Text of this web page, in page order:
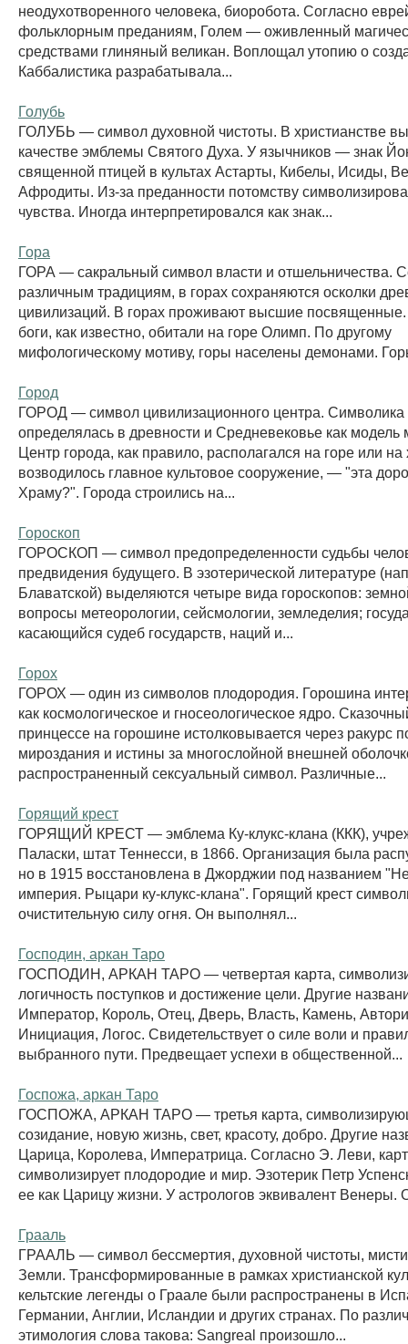
неодухотворенного человека, биоробота. Согласно
фольклорным преданиям, Голем — оживленный
средствами глиняный великан. Воплощал утопию о
Каббалистика разрабатывала...
Голубь
ГОЛУБЬ — символ духовной чистоты. В христианстве
качестве эмблемы Святого Духа. У язычников — знак
священной птицей в культах Астарты, Кибелы, Исиды,
Афродиты. Из-за преданности потомству
чувства. Иногда интерпретировался как знак...
Гора
ГОРА — сакральный символ власти и отшельничества.
различным традициям, в горах сохраняются осколки
цивилизаций. В горах проживают высшие посвященные.
боги, как известно, обитали на горе Олимп. По другому
мифологическому мотиву, горы населены демонами.
Город
ГОРОД — символ цивилизационного центра. Символика
определялась в древности и Средневековье как модель
Центр города, как правило, располагался на горе или на
возводилось главное культовое сооружение, — "эта
Храму?". Города строились на...
Гороскоп
ГОРОСКОП — символ предопределенности судьбы
предвидения будущего. В эзотерической литературе
Блаватской) выделяются четыре вида гороскопов:
вопросы метеорологии, сейсмологии, земледелия;
касающийся судеб государств, наций и...
Горох
ГОРОХ — один из символов плодородия. Горошина
как космологическое и гносеологическое ядро.
принцессе на горошине истолковывается через ракурс
мироздания и истины за многослойной внешней
распространенный сексуальный символ. Различные...
Горящий крест
ГОРЯЩИЙ КРЕСТ — эмблема Ку-клукс-клана (ККК),
Паласки, штат Теннесси, в 1866. Организация была
но в 1915 восстановлена в Джорджии под названием
империя. Рыцари ку-клукс-клана". Горящий крест
очистительную силу огня. Он выполнял...
Господин, аркан Таро
ГОСПОДИН, АРКАН ТАРО — четвертая карта,
логичность поступков и достижение цели. Другие
Император, Король, Отец, Дверь, Власть, Камень,
Инициация, Логос. Свидетельствует о силе воли и
выбранного пути. Предвещает успехи в общественной...
Госпожа, аркан Таро
ГОСПОЖА, АРКАН ТАРО — третья карта,
созидание, новую жизнь, свет, красоту, добро. Другие
Царица, Королева, Императрица. Согласно Э. Леви,
символизирует плодородие и мир. Эзотерик Петр
ее как Царицу жизни. У астрологов эквивалент
Грааль
ГРААЛЬ — символ бессмертия, духовной чистоты,
Земли. Трансформированные в рамках христианской
кельтские легенды о Граале были распространены в
Германии, Англии, Исландии и других странах. По
этимология слова такова: Sangreal произошло...